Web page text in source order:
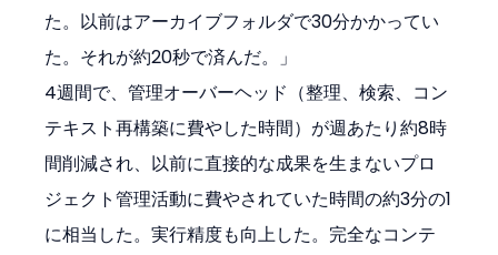
た。以前はアーカイブフォルダで30分かかってい
た。それが約20秒で済んだ。」
4週間で、管理オーバーヘッド（整理、検索、コン
テキスト再構築に費やした時間）が週あたり約8時
間削減され、以前に直接的な成果を生まないプロ
ジェクト管理活動に費やされていた時間の約3分の1
に相当した。実行精度も向上した。完全なコンテ